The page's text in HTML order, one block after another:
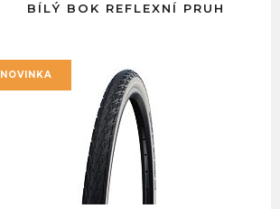
BÍLÝ BOK REFLEXNÍ PRUH
NOVINKA